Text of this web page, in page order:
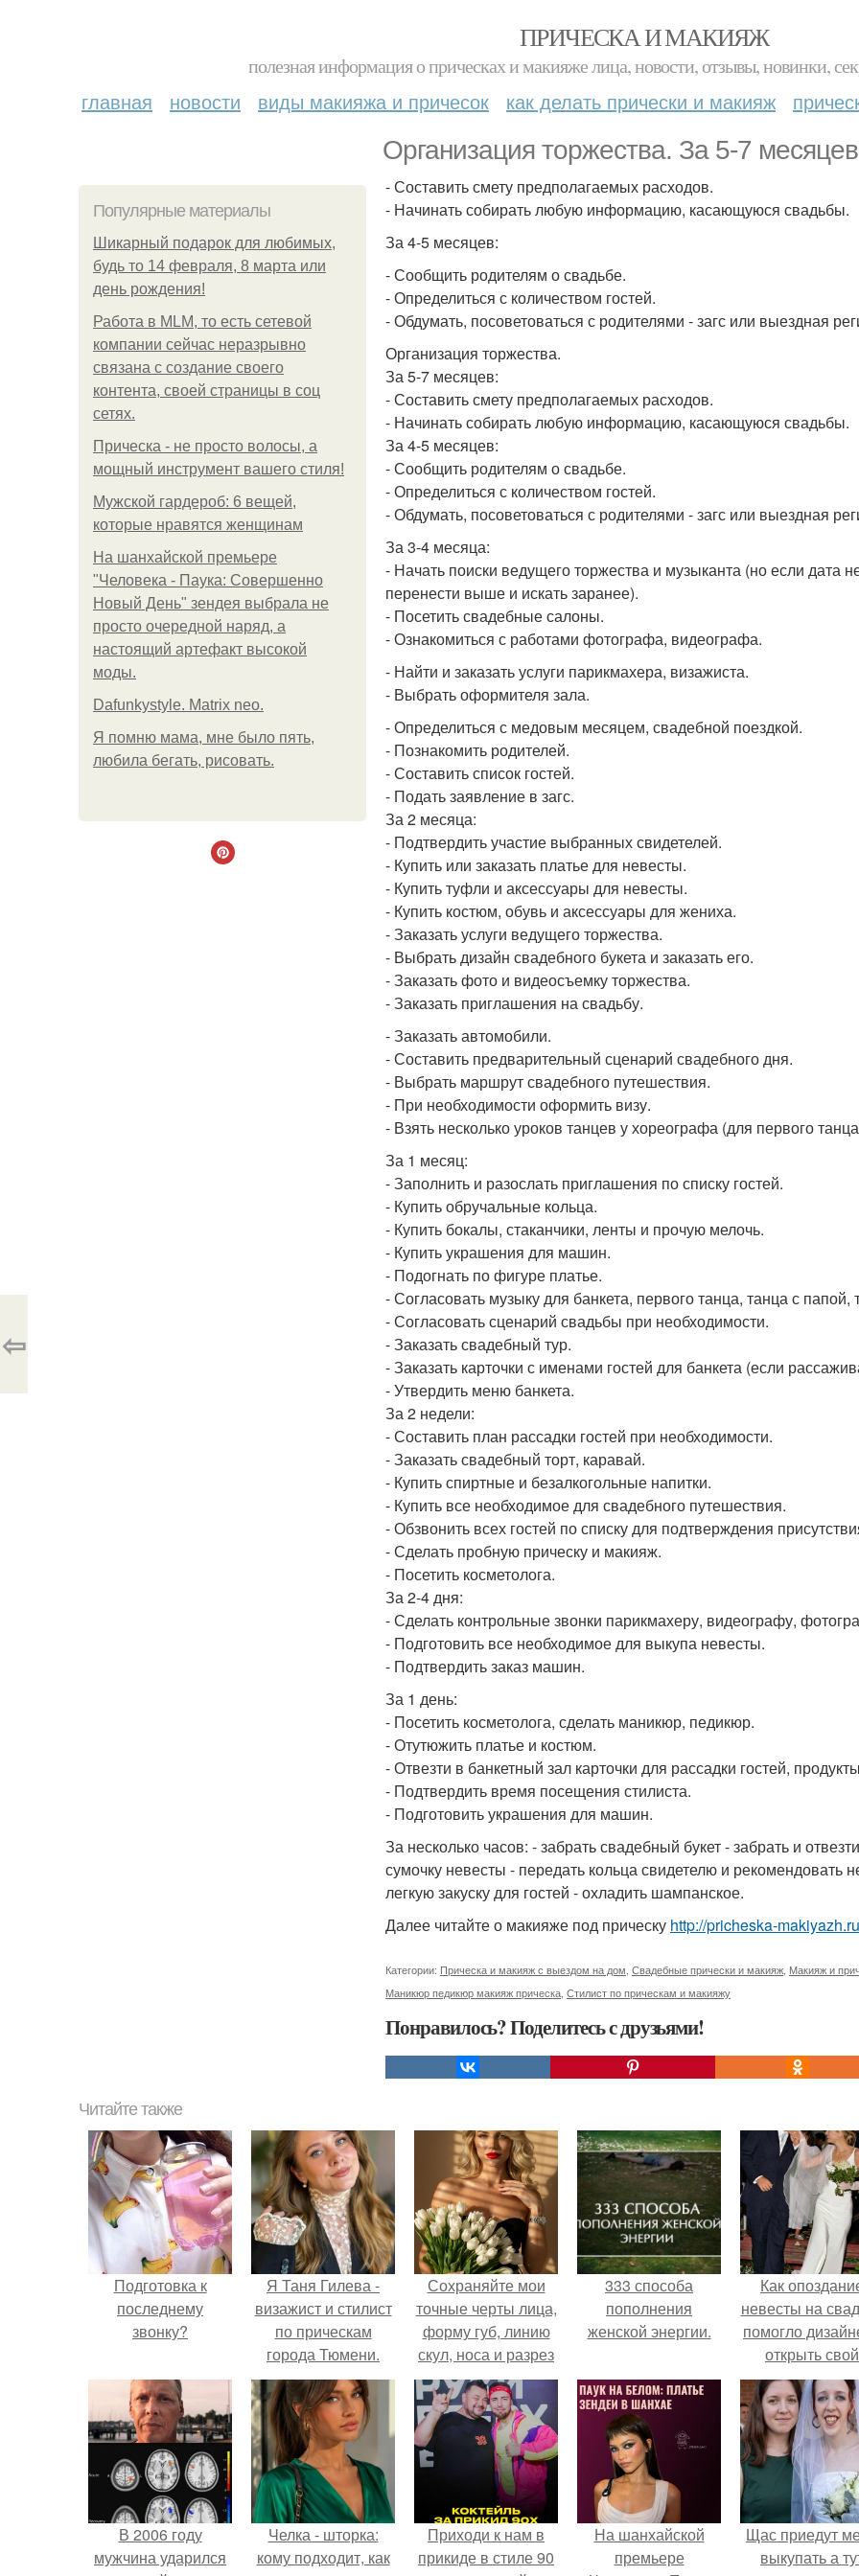
ПРИЧЕСКА И МАКИЯЖ
полезная информация о прическах и макияже лица, новости, отзывы, новинки,
главная новости виды макияжа и причесок как делать прически и макияж
Организация торжества. За 5-7
Популярные материалы
Шикарный подарок для любимых,
будь то 14 февраля, 8 марта или
день рождения!
Работа в MLM, то есть сетевой
компании сейчас неразрывно
связана с создание своего
контента, своей страницы в соц
сетях.
Прическа - не просто волосы, а
мощный инструмент вашего стиля!
Мужской гардероб: 6 вещей,
которые нравятся женщинам
На шанхайской премьере
"Человека - Паука: Совершенно
Новый День" зендея выбрала не
просто очередной наряд, а
настоящий артефакт высокой
моды.
Dafunkystyle. Matrix neo.
Я помню мама, мне было пять,
любила бегать, рисовать.
- Составить смету предполагаемых расходов.
- Начинать собирать любую информацию, касающуюся свадьбы.
За 4-5 месяцев:
- Сообщить родителям о свадьбе.
- Определиться с количеством гостей.
- Обдумать, посоветоваться с родителями - загс или выездная
Организация торжества.
За 5-7 месяцев:
- Составить смету предполагаемых расходов.
- Начинать собирать любую информацию, касающуюся свадьбы.
За 4-5 месяцев:
- Сообщить родителям о свадьбе.
- Определиться с количеством гостей.
- Обдумать, посоветоваться с родителями - загс или выездная
За 3-4 месяца:
- Начать поиски ведущего торжества и музыканта (но если дата
перенести выше и искать заранее).
- Посетить свадебные салоны.
- Ознакомиться с работами фотографа, видеографа.
- Найти и заказать услуги парикмахера, визажиста.
- Выбрать оформителя зала.
- Определиться с медовым месяцем, свадебной поездкой.
- Познакомить родителей.
- Составить список гостей.
- Подать заявление в загс.
За 2 месяца:
- Подтвердить участие выбранных свидетелей.
- Купить или заказать платье для невесты.
- Купить туфли и аксессуары для невесты.
- Купить костюм, обувь и аксессуары для жениха.
- Заказать услуги ведущего торжества.
- Выбрать дизайн свадебного букета и заказать его.
- Заказать фото и видеосъемку торжества.
- Заказать приглашения на свадьбу.
- Заказать автомобили.
- Составить предварительный сценарий свадебного дня.
- Выбрать маршрут свадебного путешествия.
- При необходимости оформить визу.
- Взять несколько уроков танцев у хореографа (для первого
За 1 месяц:
- Заполнить и разослать приглашения по списку гостей.
- Купить обручальные кольца.
- Купить бокалы, стаканчики, ленты и прочую мелочь.
- Купить украшения для машин.
- Подогнать по фигуре платье.
- Согласовать музыку для банкета, первого танца, танца с
- Согласовать сценарий свадьбы при необходимости.
- Заказать свадебный тур.
- Заказать карточки с именами гостей для банкета (если
- Утвердить меню банкета.
За 2 недели:
- Составить план рассадки гостей при необходимости.
- Заказать свадебный торт, каравай.
- Купить спиртные и безалкогольные напитки.
- Купить все необходимое для свадебного путешествия.
- Обзвонить всех гостей по списку для подтверждения
- Сделать пробную прическу и макияж.
- Посетить косметолога.
За 2-4 дня:
- Сделать контрольные звонки парикмахеру, видеографу,
- Подготовить все необходимое для выкупа невесты.
- Подтвердить заказ машин.
За 1 день:
- Посетить косметолога, сделать маникюр, педикюр.
- Отутюжить платье и костюм.
- Отвезти в банкетный зал карточки для рассадки гостей,
- Подтвердить время посещения стилиста.
- Подготовить украшения для машин.
За несколько часов: - забрать свадебный букет - забрать и
сумочку невесты - передать кольца свидетелю и рекомендовать
легкую закуску для гостей - охладить шампанское.
Далее читайте о макияже под прическу http://pricheska-
Категории: Прическа и макияж с выездом на дом Свадебные прически и макияж Макияж и
Маникюр педикюр макияж прическа Стилист по прическам и макияжу
Понравилось? Поделитесь с друзьями!
⇦
Читайте также
Подготовка к
последнему
звонку?
Я Таня Гилева -
визажист и стилист
по прическам
города Тюмени.
Сохраняйте мои
точные черты лица,
форму губ, линию
скул, носа и разрез
глаз.
333 способа
пополнения
женской энергии.
Как
невесты на
помогло
открыть свой
бренд.
В 2006 году
мужчина ударился
Челка - шторка:
кому подходит, как
Приходи к нам в
прикиде в стиле 90
На шанхайской
премьере
Щас приедут
выкупать а